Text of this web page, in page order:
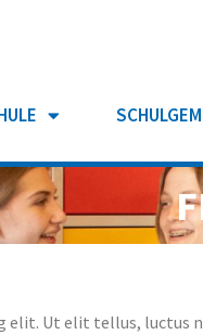
Ut elit tellus, luctus